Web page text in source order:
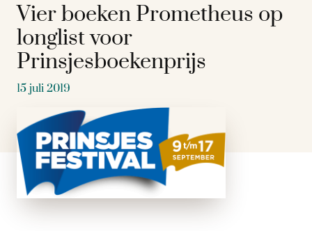
Vier boeken Prometheus op
longlist voor
Prinsjesboekenprijs
15 juli 2019